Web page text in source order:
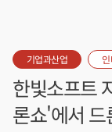
기업과산업 인
한빛소프트
론쇼'에서 드